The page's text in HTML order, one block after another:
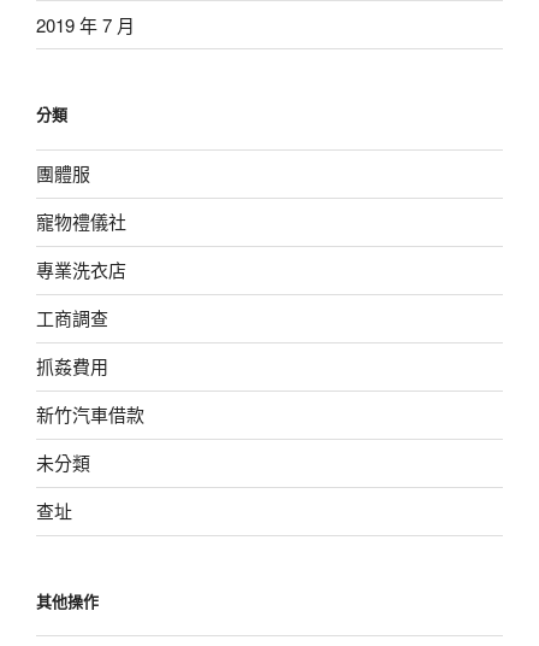
2019 年 7 月
分類
團體服
寵物禮儀社
專業洗衣店
工商調查
抓姦費用
新竹汽車借款
未分類
查址
其他操作